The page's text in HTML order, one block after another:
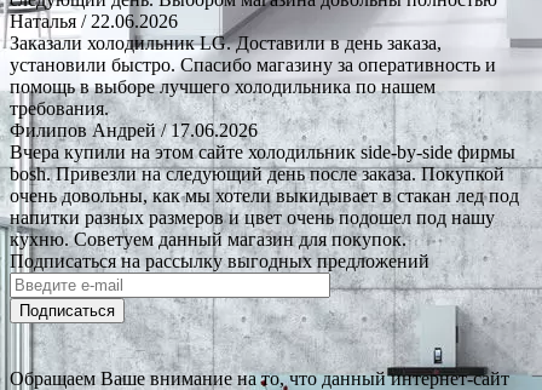
Наталья / 22.06.2026
Заказали холодильник LG. Доставили в день заказа,
установили быстро. Спасибо магазину за оперативность и
помощь в выборе лучшего холодильника по нашем
требования.
Филипов Андрей/ 17.06.2026
Вчера купили на этом сайте холодильник side-by-side фирмы
bosh. Привезли на следующий день после заказа. Покупкой
очень довольны, как мы хотели выкидывает в стакан лед под
напитки разных размеров и цвет очень подошел под нашу
кухню. Советуем данный магазин для покупок.
Подписаться на рассылку выгодных предложений
Подписаться
Обращаем Ваше внимание на то, что данный интернет-сайт